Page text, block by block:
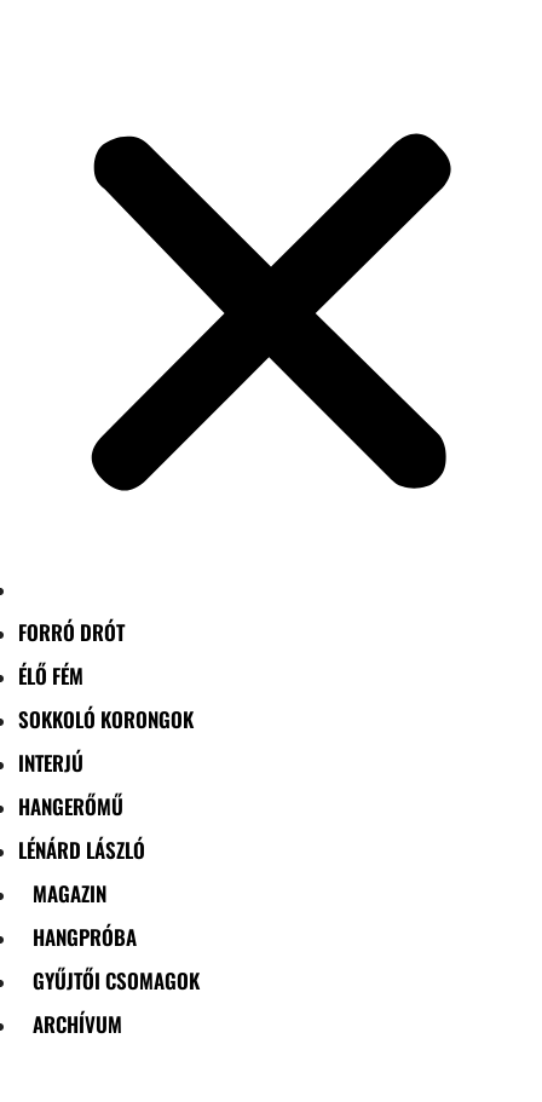
FORRÓ DRÓT
ÉLŐ FÉM
SOKKOLÓ KORONGOK
INTERJÚ
HANGERŐMŰ
LÉNÁRD LÁSZLÓ
MAGAZIN
HANGPRÓBA
GYŰJTŐI CSOMAGOK
ARCHÍVUM